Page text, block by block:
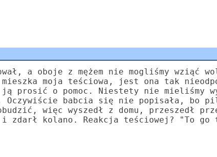
a oboje z mężem nie mogliśmy wziąć
moja teściowa, jest ona tak
prosić o pomoc. Niestety nie mieliśmy
Oczywiście babcia się nie popisała, bo
więc wyszedł z domu, przeszedł
zdarł kolano. Reakcja teściowej? "To